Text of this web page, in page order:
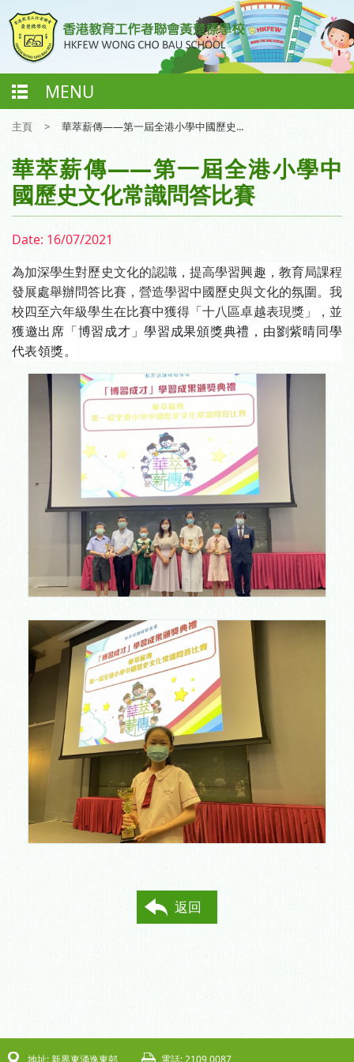
MENU
主頁 > 華萃薪傳——第一屆全港小學中國歷史...
華萃薪傳——第一屆全港小學中
國歷史文化常識問答比賽
Date: 16/07/2021
為加深學生對歷史文化的認識，提高學習興趣，教育局課程
發展處舉辦問答比賽，營造學習中國歷史與文化的氛圍。我
校四至六年級學生在比賽中獲得「十八區卓越表現獎」，並
獲邀出席「博習成才」學習成果頒獎典禮，由劉紫晴同學
代表領獎。
返回